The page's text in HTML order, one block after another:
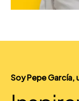
Soy Pepe García,